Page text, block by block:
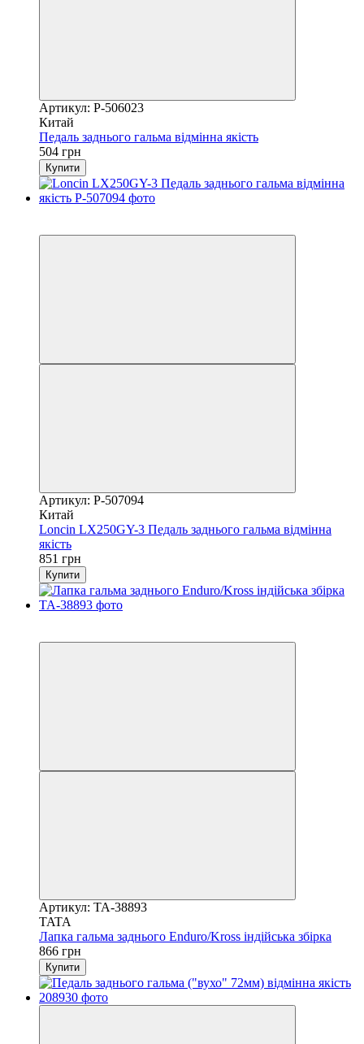
Артикул: P-506023
Китай
Педаль заднього гальма відмінна якість
504 грн
Купити
Артикул: P-507094
Китай
Loncin LX250GY-3 Педаль заднього гальма відмінна
якість
851 грн
Купити
Артикул: TA-38893
TATA
Лапка гальма заднього Enduro/Kross індійська збірка
866 грн
Купити